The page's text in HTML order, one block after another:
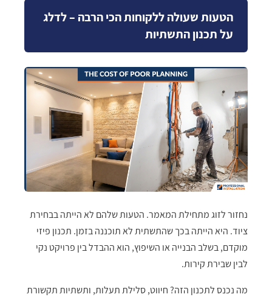
הטעות שעולה ללקוחות הכי הרבה – לדלג
על תכנון התשתיות
נחזור לזוג מתחילת המאמר. הטעות שלהם לא הייתה בבחירת
ציוד. היא הייתה בכך שהתשתית לא תוכננה בזמן. תכנון פיזי
מוקדם, בשלב הבנייה או השיפוץ, הוא ההבדל בין פרויקט נקי
לבין שבירת קירות.
מה נכנס לתכנון הזה? חיווט, סלילת תעלות, ותשתיות תקשורת